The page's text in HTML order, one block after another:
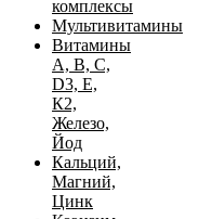
комплексы
Мультивитамины
Витамины
А, B, C,
D3, Е,
К2,
Железо,
Йод
Кальций,
Магний,
Цинк